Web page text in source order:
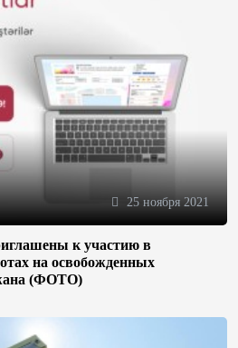
25 ноября 2021
к участию в
на освобожденных
(ФОТО)